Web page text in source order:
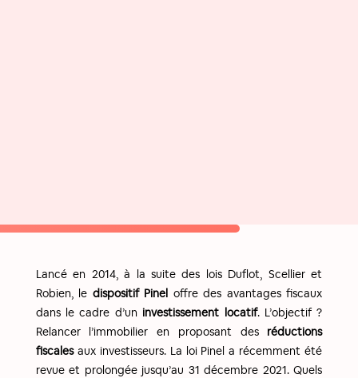
Lancé en 2014, à la suite des lois Duflot, Scellier et
Robien, le dispositif Pinel offre des avantages fiscaux
dans le cadre d’uninvestissement locatif. L’objectif ?
Relancer l’immobilier en proposant des réductions
fiscales aux investisseurs. La loi Pinel a récemment été
revue et prolongée jusqu’au 31 décembre 2021. Quels